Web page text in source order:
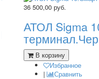
36 500,00 руб.
АТОЛ Sigma
В корзину
Избранное
|
Сравнить